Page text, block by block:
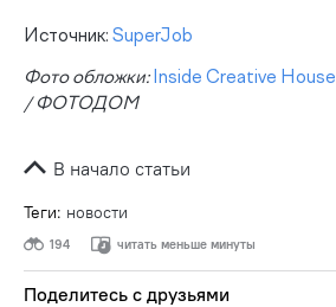
Источник: SuperJob
Фото обложки: Inside Creative House
/ ФОТОДОМ
Теги: новости
В начало статьи
194 читать меньше минуты
Поделитесь с друзьями